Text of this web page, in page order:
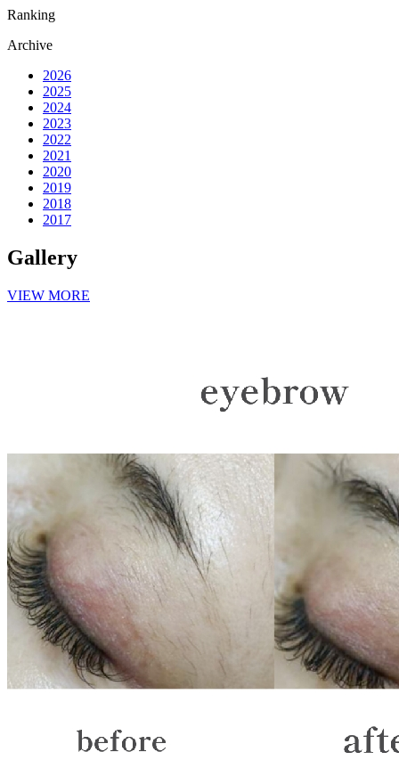
Ranking
Archive
2026
2025
2024
2023
2022
2021
2020
2019
2018
2017
Gallery
VIEW MORE